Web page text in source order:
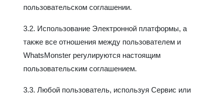
пользовательском соглашении.
3.2. Использование Электронной платформы, а
также все отношения между пользователем и
WhatsMonster регулируются настоящим
пользовательским соглашением.
3.3. Любой пользователь, используя Сервис или